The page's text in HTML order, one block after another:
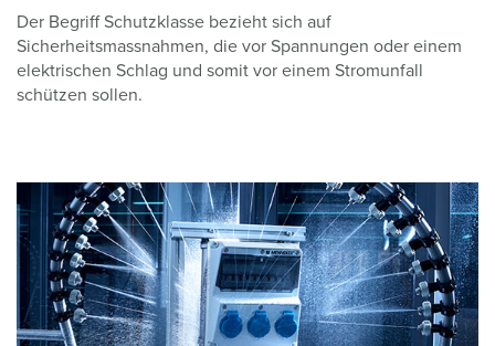
Der Begriff Schutzklasse bezieht sich auf
Sicherheitsmassnahmen, die vor Spannungen oder einem
elektrischen Schlag und somit vor einem Stromunfall
schützen sollen.